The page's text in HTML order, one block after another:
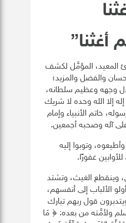
أغثنا”
المعيد، المؤمَّل لكشف
والفضل والمزيد؛
وجهه وعظيم سلطانه،
إلا الله وحده لا شريك
خاتم الأنبياء وإمام
آله وصحبه أجمعين.
وتوبوا إليه
غفورًا.
وينقطع الغيث، وتشتد
الألباب إلى أنفسهم،
قول ربهم تبارك
ولأمَّته من بعده: ﴿ مَا